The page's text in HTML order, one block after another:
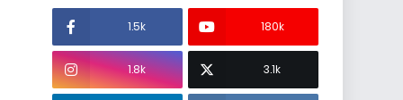
1.5k 180k
1.8k 3.1k